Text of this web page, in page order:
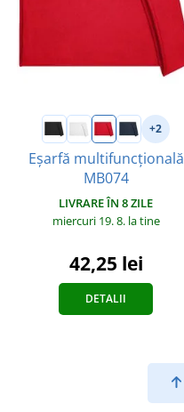
+2
Eșarfă multifuncțională
MB074
LIVRARE ÎN 8 ZILE
miercuri 19. 8. la tine
42,25 lei
DETALII